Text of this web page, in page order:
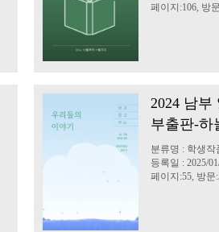
페이지:106, 방
2024 남부
부출판-하
분류명 : 학생작
등록일 : 2025/
페이지:55, 방문